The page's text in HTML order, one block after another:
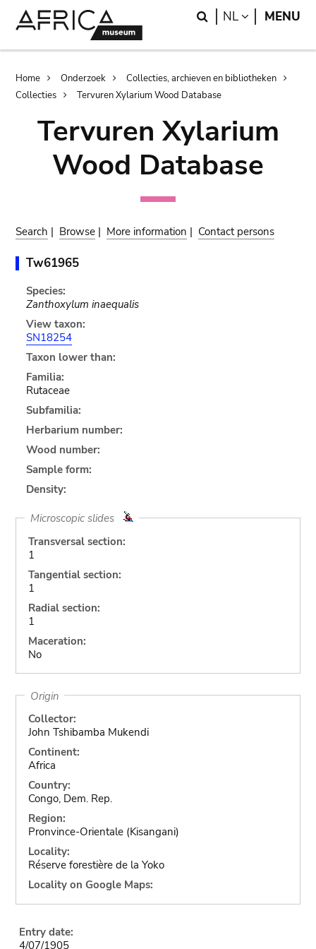
Search
NL LANGUAGE
MENU
Breadcrumb
Home Onderzoek
Collecties, archieven en bibliotheken
Collecties
Tervuren Xylarium Wood Database
Tervuren Xylarium
Wood Database
Search | Browse | More information | Contact persons
Tw61965
Species:
Zanthoxylum inaequalis
View taxon:
SN18254
Taxon lower than:
Familia:
Rutaceae
Subfamilia:
Herbarium number:
Wood number:
Sample form:
Density:
Microscopic slides
Transversal section:
1
Tangential section:
1
Radial section:
1
Maceration:
No
Origin
Collector:
John Tshibamba Mukendi
Continent:
Africa
Country:
Congo, Dem. Rep.
Region:
Pronvince-Orientale (Kisangani)
Locality:
Réserve forestière de la Yoko
Locality on Google Maps:
Entry date:
4/07/1905